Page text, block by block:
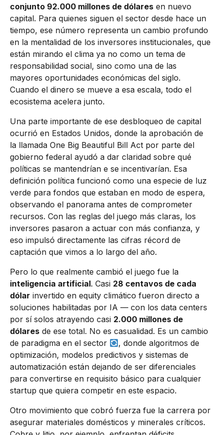
conjunto 92.000 millones de dólares en nuevo
capital. Para quienes siguen el sector desde hace un
tiempo, ese número representa un cambio profundo
en la mentalidad de los inversores institucionales, que
están mirando el clima ya no como un tema de
responsabilidad social, sino como una de las
mayores oportunidades económicas del siglo.
Cuando el dinero se mueve a esa escala, todo el
ecosistema acelera junto.
Una parte importante de ese desbloqueo de capital
ocurrió en Estados Unidos, donde la aprobación de
la llamada One Big Beautiful Bill Act por parte del
gobierno federal ayudó a dar claridad sobre qué
políticas se mantendrían e se incentivarían. Esa
definición política funcionó como una especie de luz
verde para fondos que estaban en modo de espera,
observando el panorama antes de comprometer
recursos. Con las reglas del juego más claras, los
inversores pasaron a actuar con más confianza, y
eso impulsó directamente las cifras récord de
captación que vimos a lo largo del año.
Pero lo que realmente cambió el juego fue la
inteligencia artificial. Casi 28 centavos de cada
dólar invertido en equity climático fueron directo a
soluciones habilitadas por IA — con los data centers
por sí solos atrayendo casi 2.000 millones de
dólares de ese total. No es casualidad. Es un cambio
de paradigma en el sector
, donde algoritmos de
optimización, modelos predictivos y sistemas de
automatización están dejando de ser diferenciales
para convertirse en requisito básico para cualquier
startup que quiera competir en este espacio.
Otro movimiento que cobró fuerza fue la carrera por
asegurar materiales domésticos y minerales críticos.